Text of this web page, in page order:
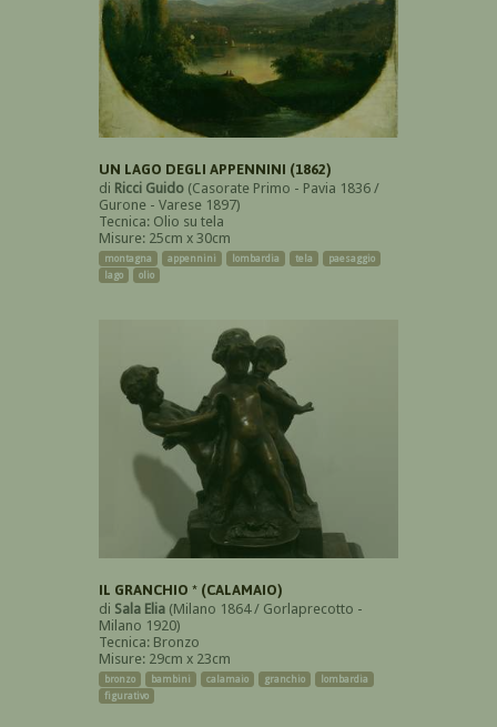
UN LAGO DEGLI APPENNINI (1862)
di Ricci Guido (Casorate Primo - Pavia 1836 /
Gurone - Varese 1897)
Tecnica: Olio su tela
Misure: 25cm x 30cm
montagna appennini lombardia tela
paesaggio
lago
olio
IL GRANCHIO * (CALAMAIO)
di Sala Elia (Milano 1864 / Gorlaprecotto -
Milano 1920)
Tecnica: Bronzo
Misure: 29cm x 23cm
bronzo bambini calamaio granchio
lombardia
figurativo